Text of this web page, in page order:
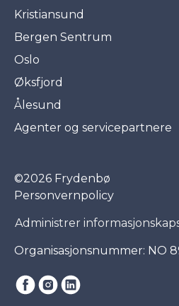
Kristiansund
Bergen Sentrum
Oslo
Øksfjord
Ålesund
Agenter og servicepartnere
©2026 Frydenbø
Personvernpolicy
Administrer
Organisasjonsnummer: NO